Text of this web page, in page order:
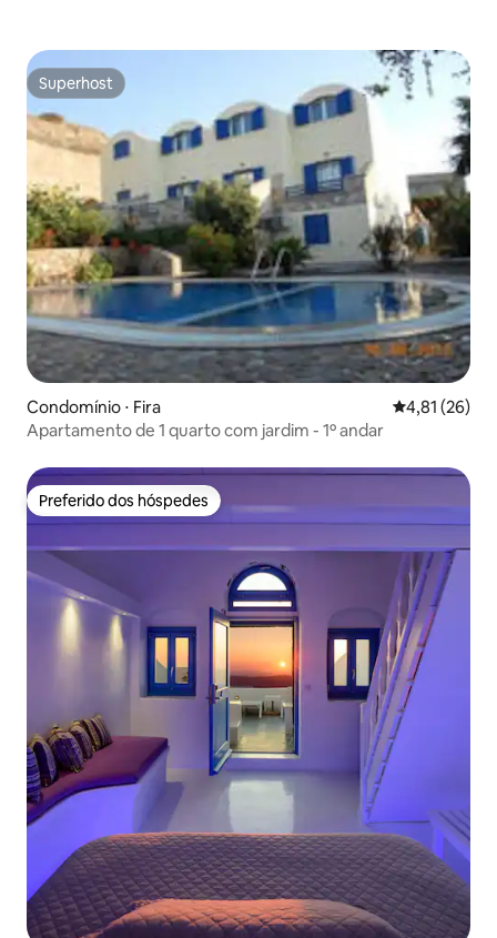
Superhost
Superhost
Condomínio ⋅ Fira 4,81 de uma
4,81 (26)
Apartamento de 1 quarto com jardim - 1º andar
Preferido dos hóspedes
Preferido dos hóspedes